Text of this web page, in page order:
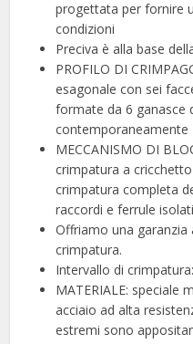
progettata per fornire
condizioni
Preciva è alla base
PROFILO DI
esagonale con sei
formate da 6 ganasce
contemporaneamente
MECCANISMO DI
crimpatura a
crimpatura completa
raccordi e ferrule
Offriamo una
crimpatura.
Intervallo di
MATERIALE: speciale
acciaio ad alta
estremi sono